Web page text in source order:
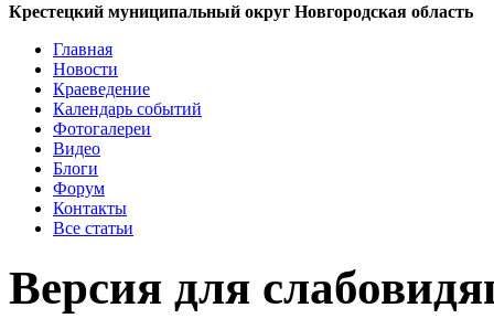
Крестецкий муниципальный округ Новгородская область
Главная
Новости
Краеведение
Календарь событий
Фотогалереи
Видео
Блоги
Форум
Контакты
Все статьи
Версия для